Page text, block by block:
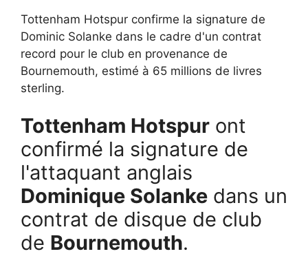
Tottenham Hotspur confirme la signature de
Dominic Solanke dans le cadre d'un contrat
record pour le club en provenance de
Bournemouth, estimé à 65 millions de livres
sterling.
Tottenham Hotspur ont
confirmé la signature de
l'attaquant anglais
Dominique Solanke dans un
contrat de disque de club
de Bournemouth.